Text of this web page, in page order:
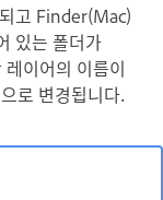
고 Finder(Mac)
있는 폴더가
이어의 이름이
로 변경됩니다.